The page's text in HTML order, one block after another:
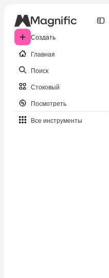
Создать
Главная
Поиск
Стоковый
Посмотреть
Все инструменты